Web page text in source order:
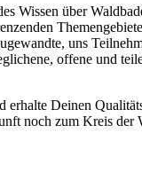
Wissen über
uns
offene und
erhalte Deinen
noch zum Kreis der